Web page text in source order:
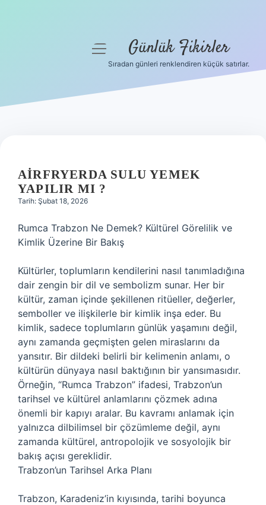
Hakkımızda
menüyü Günlük Fikirler
Sıradan günleri renklendiren küçük satırlar.
AIRFRYERDA SULU YEMEK
YAPILIR MI ?
Tarih: Şubat 18, 2026
Rumca Trabzon Ne Demek? Kültürel Görelilik ve
Kimlik Üzerine Bir Bakış
Kültürler, toplumların kendilerini nasıl tanımladığına
dair zengin bir dil ve sembolizm sunar. Her bir
kültür, zaman içinde şekillenen ritüeller, değerler,
semboller ve ilişkilerle bir kimlik inşa eder. Bu
kimlik, sadece toplumların günlük yaşamını değil,
aynı zamanda geçmişten gelen miraslarını da
yansıtır. Bir dildeki belirli bir kelimenin anlamı, o
kültürün dünyaya nasıl baktığının bir yansımasıdır.
Örneğin, “Rumca Trabzon” ifadesi, Trabzon’un
tarihsel ve kültürel anlamlarını çözmek adına
önemli bir kapıyı aralar. Bu kavramı anlamak için
yalnızca dilbilimsel bir çözümleme değil, aynı
zamanda kültürel, antropolojik ve sosyolojik bir
bakış açısı gereklidir.
Trabzon’un Tarihsel Arka Planı
Trabzon, Karadeniz’in kıyısında, tarihi boyunca